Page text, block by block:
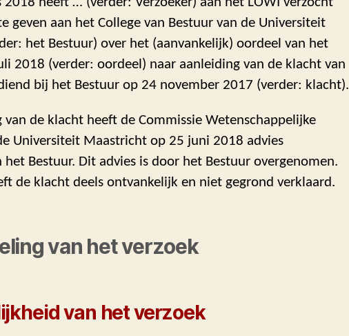
geven aan het College van Bestuur van de Universiteit
het Bestuur) over het (aanvankelijk) oordeel van het
2018 (verder: oordeel) naar aanleiding van de klacht van
bij het Bestuur op 24 november 2017 (verder: klacht).
van de klacht heeft de Commissie Wetenschappelijke
Universiteit Maastricht op 25 juni 2018 advies
Bestuur. Dit advies is door het Bestuur overgenomen.
de klacht deels ontvankelijk en niet gegrond verklaard.
van het verzoek
van het verzoek